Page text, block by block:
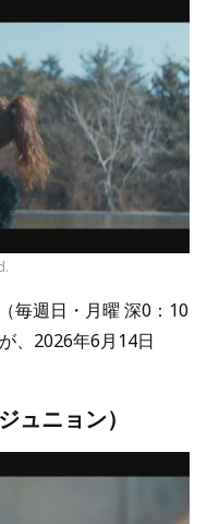
毎週日・月曜 深0：10
、2026年6月14日
ュニョン）